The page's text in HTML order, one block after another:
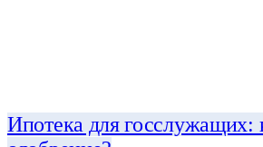
Ипотека для госслужащих: